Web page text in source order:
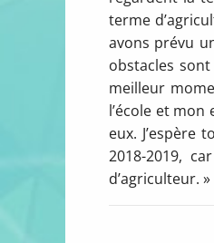
terme
avons prévu
obstacles
meilleur
l’école et
eux. J’espère
2018-2019,
d’agriculteur. »